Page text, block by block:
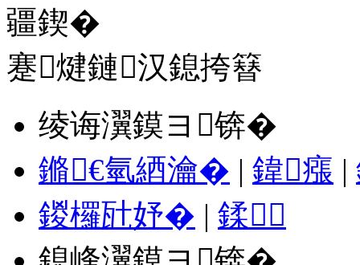
蹇煡鏈汉鎴挎簮
绫诲瀷鏌ヨ锛�
鏅€氫綇瀹� | 鍏瘬 |
鍐欏瓧妤� | 鍒